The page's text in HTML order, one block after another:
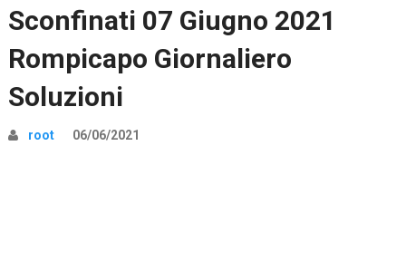
Sconfinati 07 Giugno 2021
Rompicapo Giornaliero
Soluzioni
root 06/06/2021